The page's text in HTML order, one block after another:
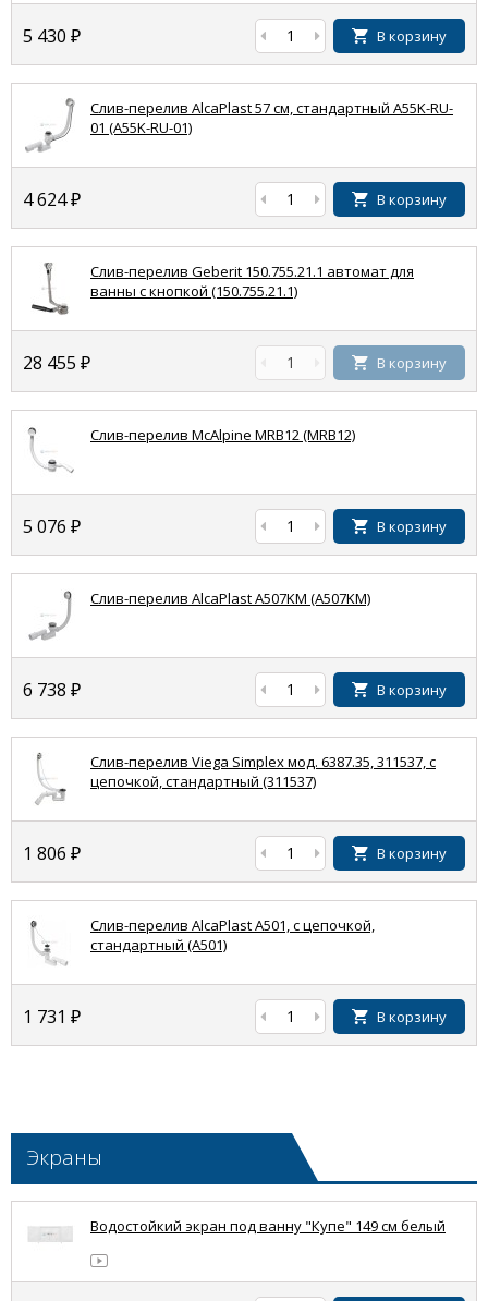
5 430 ₽ В корзину
Слив-перелив AlcaPlast 57 см, стандартный A55K-RU-
01 (A55K-RU-01)
4 624₽ В корзину
Слив-перелив Geberit 150.755.21.1 автомат для
ванны с кнопкой (150.755.21.1)
28 455 ₽ В корзину
Слив-перелив McAlpine MRB12 (MRB12)
5 076 ₽ В корзину
Слив-перелив AlcaPlast A507KM (A507KM)
6 738 ₽ В корзину
Слив-перелив Viega Simplex мод. 6387.35, 311537, с
цепочкой, стандартный (311537)
1 806 ₽ В корзину
Слив-перелив AlcaPlast A501, с цепочкой,
стандартный (A501)
1 731 ₽ В корзину
Экраны
Водостойкий экран под ванну "Купе" 149 см белый